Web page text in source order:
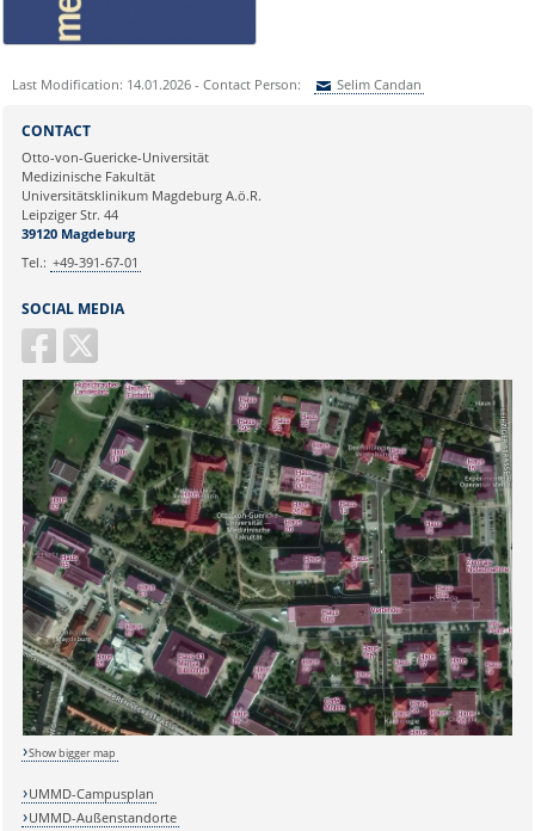
Last Modification: 14.01.2026 - Contact Person: Selim Candan
Ihre E-Mailadresse:
Ihr Anliegen:
SOCIAL MEDIA
CONTACT
Otto-von-Guericke-Universität
Medizinische Fakultät
Universitätsklinikum Magdeburg A.ö.R.
Leipziger Str. 44
39120 Magdeburg
Tel.: +49-391-67-01
Show bigger map
UMMD-Campusplan
UMMD-Außenstandorte